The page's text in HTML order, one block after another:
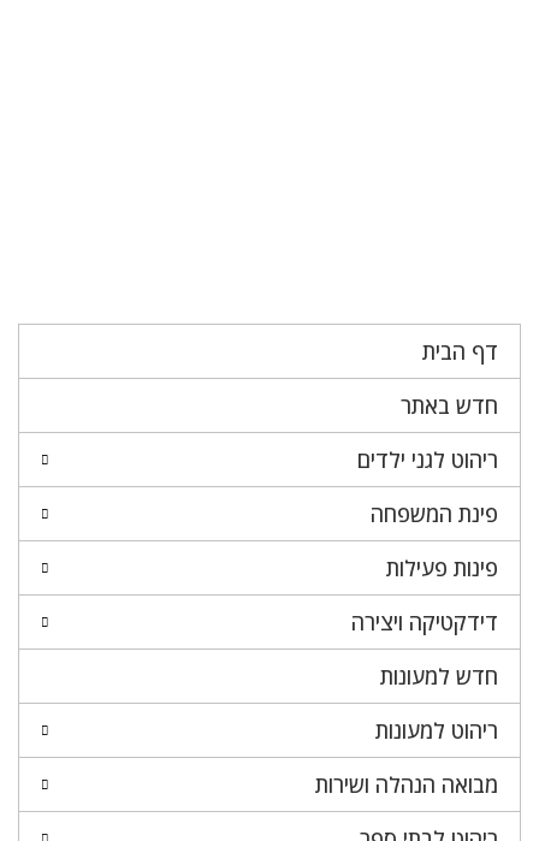
דף הבית
חדש באתר
ריהוט לגני ילדים
פינת המשפחה
פינות פעילות
דידקטיקה ויצירה
חדש למעונות
ריהוט למעונות
מבואה הנהלה ושירות